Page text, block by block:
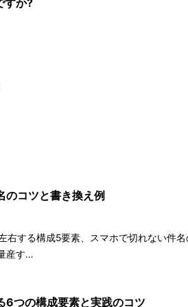
すか?
のコツと書き換え例
右する構成5要素、スマホで切れない件
産す…
6つの構成要素と実践のコツ